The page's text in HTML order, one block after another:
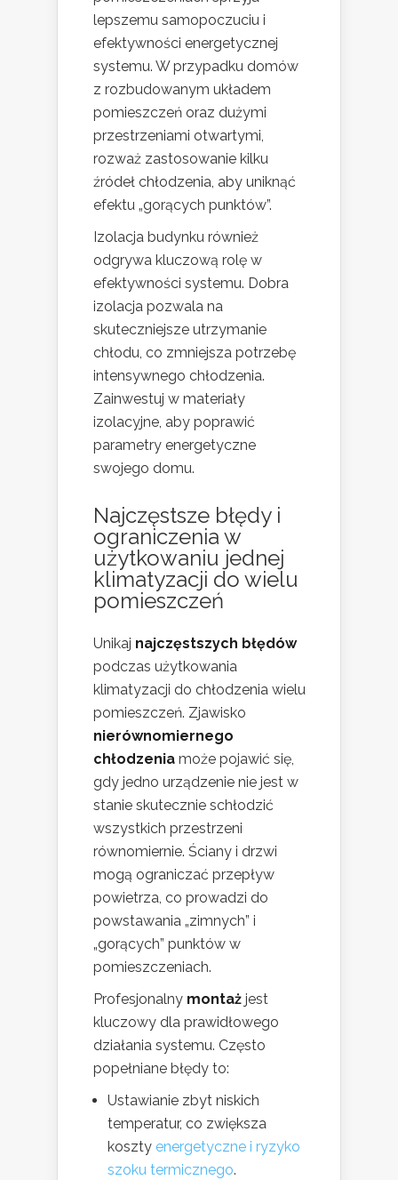
lepszemu samopoczuciu i
efektywności energetycznej
systemu. W przypadku domów
z rozbudowanym układem
pomieszczeń oraz dużymi
przestrzeniami otwartymi,
rozważ zastosowanie kilku
źródeł chłodzenia, aby uniknąć
efektu „gorących punktów”.
Izolacja budynku również
odgrywa kluczową rolę w
efektywności systemu. Dobra
izolacja pozwala na
skuteczniejsze utrzymanie
chłodu, co zmniejsza potrzebę
intensywnego chłodzenia.
Zainwestuj w materiały
izolacyjne, aby poprawić
parametry energetyczne
swojego domu.
Najczęstsze błędy i
ograniczenia w
użytkowaniu jednej
klimatyzacji do wielu
pomieszczeń
Unikaj najczęstszych błędów
podczas użytkowania
klimatyzacji do chłodzenia wielu
pomieszczeń. Zjawisko
nierównomiernego
chłodzenia może pojawić się,
gdy jedno urządzenie nie jest w
stanie skutecznie schłodzić
wszystkich przestrzeni
równomiernie. Ściany i drzwi
mogą ograniczać przepływ
powietrza, co prowadzi do
powstawania „zimnych” i
„gorących” punktów w
pomieszczeniach.
Profesjonalny montaż jest
kluczowy dla prawidłowego
działania systemu. Często
popełniane błędy to:
Ustawianie zbyt niskich
temperatur, co zwiększa
koszty energetyczne i ryzyko
szoku termicznego.